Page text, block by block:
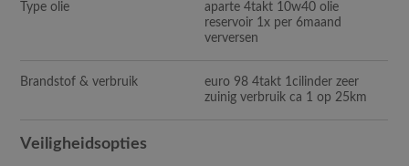
Type olie
aparte 4takt 10w40 olie
reservoir 1x per 6maand
verversen
Brandstof & verbruik
euro 98 4takt 1cilinder zeer
zuinig verbruik ca 1 op 25km
Veiligheidsopties